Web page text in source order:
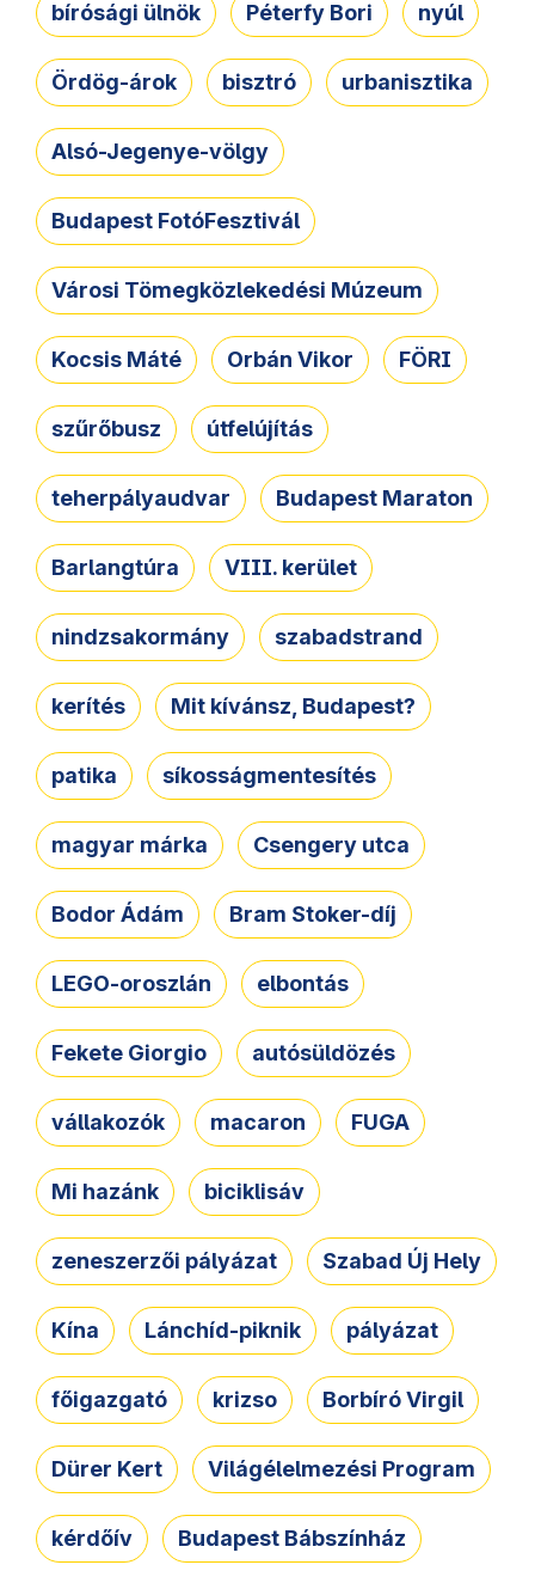
bírósági ülnök Péterfy Bori nyúl
Ördög-árok bisztró urbanisztika
Alsó-Jegenye-völgy
Budapest FotóFesztivál
Városi Tömegközlekedési Múzeum
Kocsis Máté Orbán Vikor FÖRI
szűrőbusz útfelújítás
teherpályaudvar Budapest Maraton
Barlangtúra VIII. kerület
nindzsakormány szabadstrand
kerítés Mit kívánsz, Budapest?
patika síkosságmentesítés
magyar márka Csengery utca
Bodor Ádám Bram Stoker-díj
LEGO-oroszlán elbontás
Fekete Giorgio autósüldözés
vállakozók macaron FUGA
Mi hazánk biciklisáv
zeneszerzői pályázat Szabad Új Hely
Kína Lánchíd-piknik pályázat
főigazgató krizso Borbíró Virgil
Dürer Kert Világélelmezési Program
kérdőív Budapest Bábszínház